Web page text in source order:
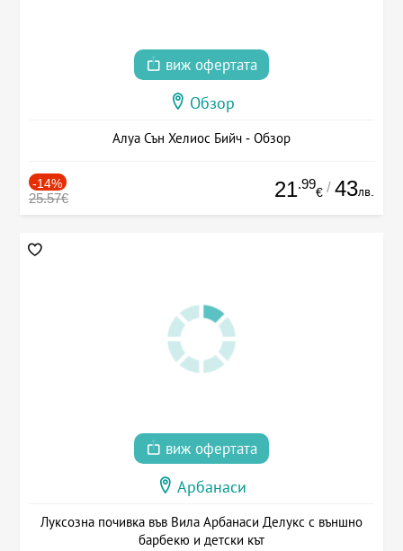
виж офертата
Обзор
Алуа Сън Хелиос Бийч - Обзор
-14%
25.57€ 21.99
€ / 43лв.
виж офертата
Арбанаси
Луксозна почивка във Вила Арбанаси Делукс с външно
барбекю и детски кът